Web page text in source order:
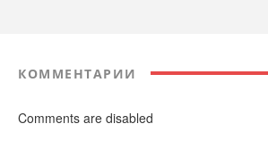
КОММЕНТАРИИ
Comments are disabled